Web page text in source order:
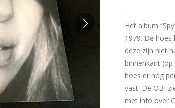
Het album
1979. De hoes
deze zijn niet
binnenkant (op
hoes er nog
vast. De OBI
met info over